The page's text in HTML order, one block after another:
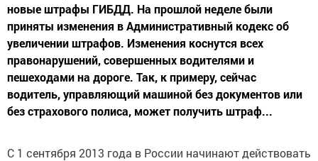
новые штрафы ГИБДД. На прошлой неделе были
приняты изменения в Административный кодекс об
увеличении штрафов. Изменения коснутся всех
правонарушений, совершенных водителями и
пешеходами на дороге. Так, к примеру, сейчас
водитель, управляющий машиной без документов или
без страхового полиса, может получить штраф...
С 1 сентября 2013 года в России начинают действовать